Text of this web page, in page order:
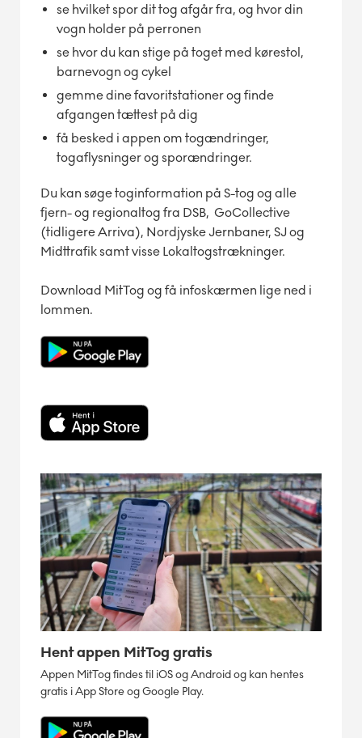
se hvilket spor dit tog afgår fra, og hvor din
vogn holder på perronen
se hvor du kan stige på toget med kørestol,
barnevogn og cykel
gemme dine favoritstationer og finde
afgangen tættest på dig
få besked i appen om togændringer,
togaflysninger og sporændringer.
Du kan søge toginformation på S-tog og alle
fjern- og regionaltog fra DSB, GoCollective
(tidligere Arriva), Nordjyske Jernbaner, SJ og
Midttrafik samt visse Lokaltogstrækninger.
Download MitTog og få infoskærmen lige ned i
lommen.
Hent appen MitTog gratis
Appen MitTog findes til iOS og Android og kan hentes
gratis i App Store og Google Play.